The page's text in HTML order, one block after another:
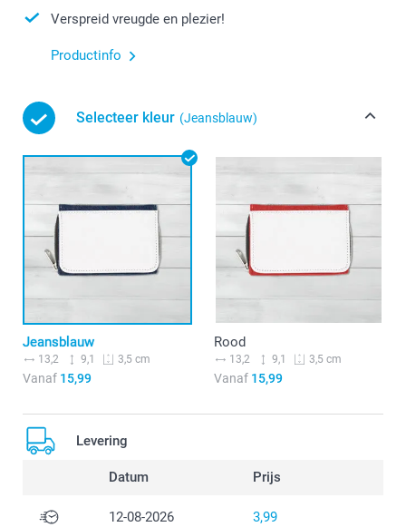
Verspreid vreugde en plezier!
Productinfo
Selecteer kleur (Jeansblauw)
Jeansblauw
13,2 9,1 3,5 cm
Vanaf 15,99
Rood
13,2 9,1 3,5 cm
Vanaf15,99
Levering
Datum Prijs
12-08-2026 3,99